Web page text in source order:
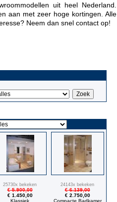
uit heel Nederland.
aan met zeer hoge kortingen. Alle
Neem dan snel contact op!
25730x bekeken
€ 5.900,00
€ 1.450,00
Klassiek
24143x bekeken
€ 6.139,00
€ 2.750,00
Compacte Badkamer